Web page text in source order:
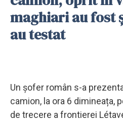
maghiari au fost
au testat
Un șofer român s-a
camion, la ora 6 dimineața,
de trecere a frontierei